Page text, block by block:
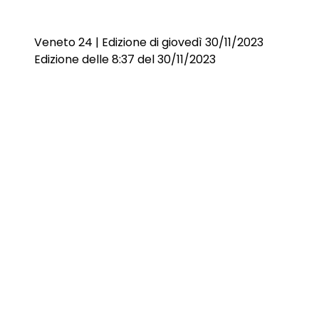
Veneto 24 | Edizione di giovedì 30/11/2023
Edizione delle 8:37 del 30/11/2023